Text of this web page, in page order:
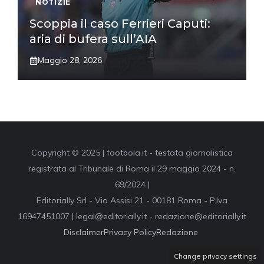
NOTIZIE
Scoppia il caso Ferrieri Caputi:
aria di bufera sull’AIA
Maggio 28, 2026
Copyright © 2025 | footbola.it - testata giornalistica
registrata al Tribunale di Roma il 29 maggio 2024 - n.
69/2024 |
Editorially Srl - Via Assisi 21 - 00181 Roma - P.Iva
16947451007 | legal@editorially.it - redazione@editorially.it
DisclaimerPrivacy PolicyRedazione
Change privacy settings